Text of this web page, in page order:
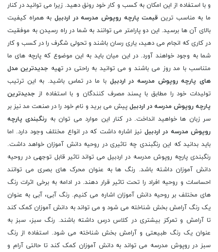
و با استفاده از این امکان به کسب و کار خود رونق دهید. زیرا می توانید در کنار
ما به مناسب ترین قیمت پارچه روپوش مدرسه در اردبیل به همراه کیفیت
بالای آن ها برسید. این دو پارامتر می توانند به شما در راه رسیدن به موفقیت
در کاری که انجام می دهید، یاری رسان باشند و تحولی شگرف را در کسب و کار
شما به وجود خواهند آورد. در این میان باید به این موضوع که پارچه های ما
متناسب با مد روز می باشند و می توانید به راحتی در تهیه جدیدترین مدل
های پارچه روپوش مدرسه در اردبیل با ما در تماس باشید. به این ترتیب
تولیدات خود را مطابق با پسند مصرف کنندگان و با استفاده از جدیدترین
پارچه روپوش مدرسه در اردبیل پیش می برید و نام خود را در صنعت مد نیز بر
سر زبان ها خواهید انداخت. در کنار این موارد می توان به رنگبندی پارچه
روپوش مدرسه در اردبیل نیز اشاره داشت که در انواع مختلف وجود دارد. اما
باید بدانید که این رنگبندی چه تاثیری در روحیه دانش آموزان خواهد داشت.
رنگبندی پارچه روپوش مدرسه در اردبیل می تواند تاثیر قابل توجهی در روحیه
دانش آموزان داشته باشد. رنگ ها به عنوان محرک های بصری می توانند
احساسات و روحیه افراد را تحت تاثیر قرار دهند. در ادامه به برخی اثرات رنگ
های مختلف بر روحیه دانش آموزان اشاره می کنیم. رنگ آبی، آبی به عنوان
یک رنگ آرامش بخش شناخته می شود و می تواند به دانش آموزان کمک کند
تا آرامش و تمرکز بیشتری در کلاس درس داشته باشند. رنگ سبز، سبز به
عنوان یک رنگ طبیعتی و آرامش بخش شناخته می شود. استفاده از رنگ
سبز در روپوش مدرسه می تواند به دانش آموزان کمک کند تا حالتی آرام و